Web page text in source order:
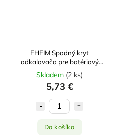
EHEIM Spodný kryt
odkalovača pre batériový
odkalovač 3531
Skladem (2 ks)
5,73 €
Do košíka